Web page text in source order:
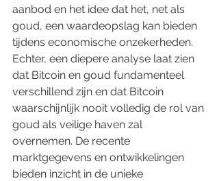
aanbod en het idee dat het, net als
goud, een waardeopslag kan bieden
tijdens economische onzekerheden.
Echter, een diepere analyse laat zien
dat Bitcoin en goud fundamenteel
verschillend zijn en dat Bitcoin
waarschijnlijk nooit volledig de rol van
goud als veilige haven zal
overnemen. De recente
marktgegevens en ontwikkelingen
bieden inzicht in de unieke